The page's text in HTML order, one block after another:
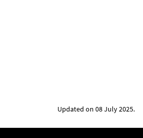
Updated on 08 July 2025.